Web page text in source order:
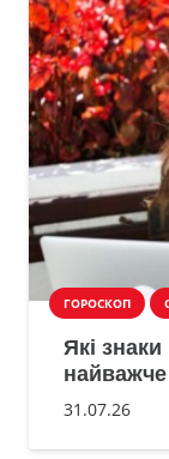
ГОРОСКОП
Які
31.07.26